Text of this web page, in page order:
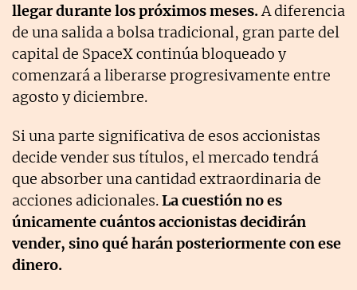
llegar durante los próximos meses.A diferencia
de una salida a bolsa tradicional, gran parte del
capital de SpaceX continúa bloqueado y
comenzará a liberarse progresivamente entre
agosto y diciembre.
Si una parte significativa de esos accionistas
decide vender sus títulos, el mercado tendrá
que absorber una cantidad extraordinaria de
acciones adicionales.La cuestión no es
únicamente cuántos accionistas decidirán
vender, sino qué harán posteriormente con ese
dinero.